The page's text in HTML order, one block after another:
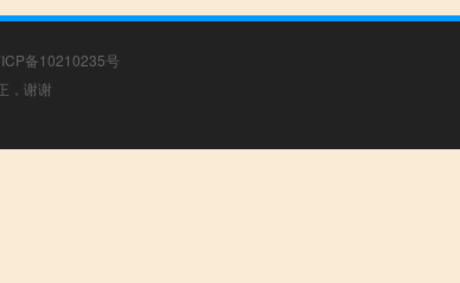
备10210235号
，谢谢